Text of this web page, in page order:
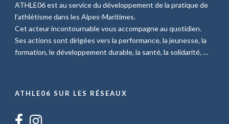
ATHLE06 est au service du développement de la pratique de
l’athlétisme dans les Alpes-Maritimes.
Cet acteur incontournable vous accompagne au quotidien.
Ses actions sont dirigées vers la performance, la jeunesse, la
formation, le développement durable, la santé, la solidarité, …
ATHLE06 SUR LES RÉSEAUX